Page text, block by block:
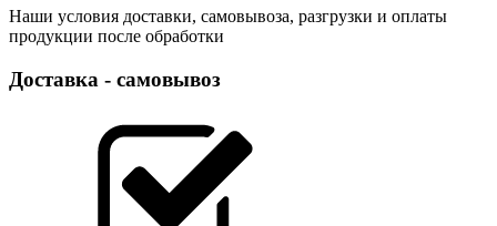
Наши условия доставки, самовывоза, разгрузки и оплаты
продукции после обработки
Доставка - самовывоз